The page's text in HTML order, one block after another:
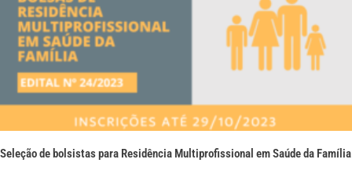
Seleção de bolsistas para Residência Multiprofissional em Saúde da Família